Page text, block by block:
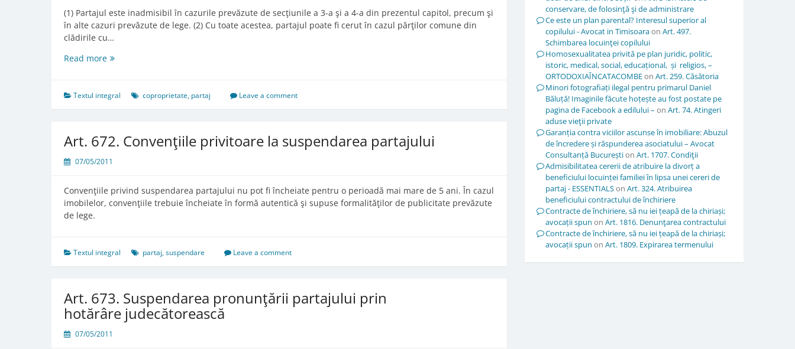
(1) Partajul este inadmisibil în cazurile prevăzute de secţiunile a 3-a şi a 4-a din prezentul capitol, precum şi
în alte cazuri prevăzute de lege. (2) Cu toate acestea, partajul poate fi cerut în cazul părţilor comune din
clădirile cu…
Read moreArt.
părţilor
comune
Textul integral coproprietate, partaj Leave a comment
Art. 672. Convenţiile privitoare la suspendarea partajului
07/05/2011
Convenţiile privind suspendarea partajului nu pot fi încheiate pentru o perioadă mai mare de 5 ani. În cazul
imobilelor, convenţiile trebuie încheiate în formă autentică şi supuse formalităţilor de publicitate prevăzute
de lege.
Textul integral partaj,suspendare Leave a comment
Art. 673. Suspendarea pronunţării partajului prin
hotărâre judecătorească
07/05/2011
conservare, de folosinţă şi de administrare
Ce este un plan parental? Interesul superior al
copilului - Avocat in Timisoaraon Art. 497.
Schimbarea locuinţei copilului
Homosexualitatea privită pe plan juridic, politic,
istoric, medical, social, educațional, și religios, –
ORTODOXIAÎNCATACOMBEon Art. 259. Căsătoria
Minori fotografiați ilegal pentru primarul Daniel
Băluță! Imaginile făcute hoțește au fost postate pe
pagina de Facebook a edilului – on Art. 74. Atingeri
aduse vieţii private
Garanția contra viciilor ascunse în imobiliare: Abuzul
de încredere și răspunderea asociatului – Avocat
Consultanță Bucureștion Art. 1707. Condiţii
Admisibilitatea cererii de atribuire la divorț a
beneficiului locuinței familiei în lipsa unei cereri de
partaj - ESSENTIALSon Art. 324. Atribuirea
beneficiului contractului de închiriere
Contracte de închiriere, să nu iei țeapă de la chiriași;
avocații spun on Art. 1816. Denunţarea contractului
Contracte de închiriere, să nu iei țeapă de la chiriași;
avocații spun on Art. 1809. Expirarea termenului